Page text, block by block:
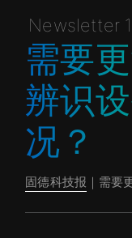
Newsletter
需要
辨识
况？
固德科技报 ｜需要